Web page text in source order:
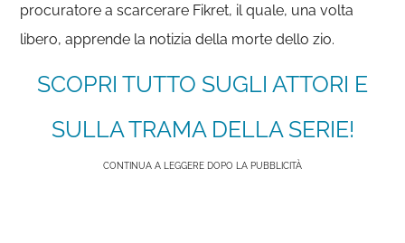
procuratore a scarcerare Fikret, il quale, una volta
libero, apprende la notizia della morte dello zio.
SCOPRI TUTTO SUGLI ATTORI E
SULLA TRAMA DELLA SERIE!
CONTINUA A LEGGERE DOPO LA PUBBLICITÀ